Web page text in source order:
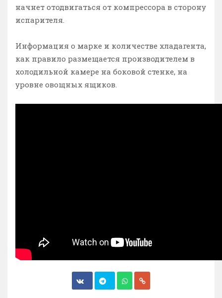
начнет отодвигаться от компрессора в сторону
испарителя.
Информация о марке и количестве хладагента,
как правило размещается производителем в
холодильной камере на боковой стенке, на
уровне овощных ящиков.